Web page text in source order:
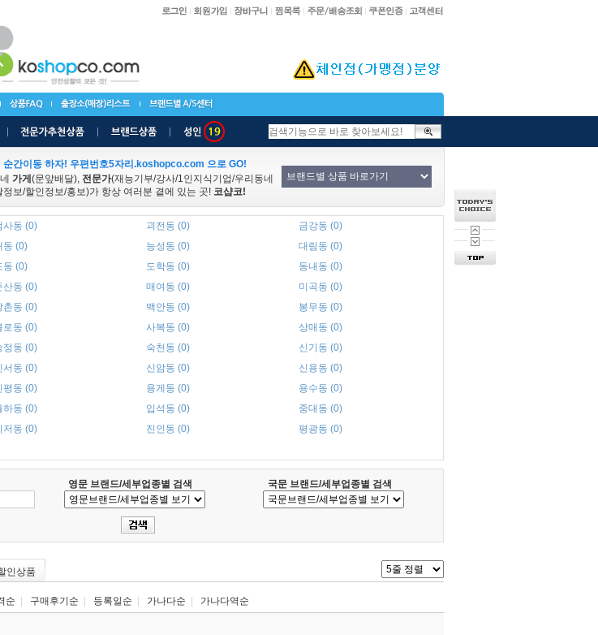
순간이동 하자! 우편번호5자리.koshopco.com 으로 GO!
가게 (문앞배달), 전문가(재능기부/강사/1인지식기업/우리동네
보/할인정보/홍보)가 항상 여러분 곁에 있는 곳! 코샵코!
사동 (0) 괴전동 (0)
금강동 (0)
동 (0) 능성동 (0)
대림동 (0)
동 (0) 도학동 (0)
동내동 (0)
산동 (0) 매여동 (0)
미곡동 (0)
촌동 (0) 백안동 (0)
봉무동 (0)
로동 (0) 사복동 (0)
상매동 (0)
정동 (0) 숙천동 (0)
신기동 (0)
서동 (0) 신암동 (0)
신용동 (0)
평동 (0) 용게동 (0)
용수동 (0)
하동 (0) 입석동 (0)
중대동 (0)
저동 (0) 진인동 (0)
평광동 (0)
영문 브랜드/세부업종별 검색
국문 브랜드/세부업종별 검색
인상품
순 구매후기순 등록일순 가나다순 가나다역순